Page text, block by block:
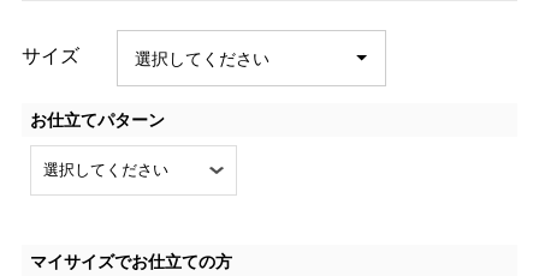
サイズ
お仕立てパターン
マイサイズでお仕立ての方